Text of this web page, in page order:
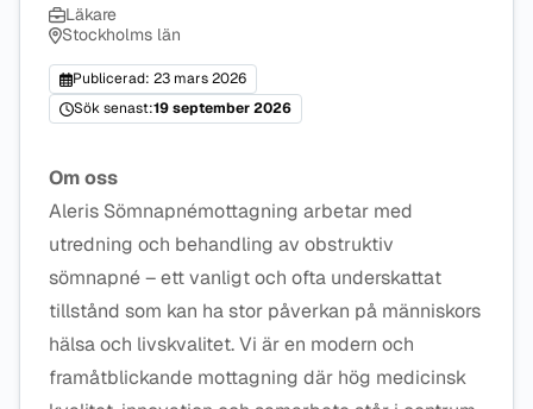
Läkare
Stockholms län
Publicerad: 23 mars 2026
Sök senast:19 september 2026
Om oss
Aleris Sömnapnémottagning arbetar med
utredning och behandling av obstruktiv
sömnapné – ett vanligt och ofta underskattat
tillstånd som kan ha stor påverkan på människors
hälsa och livskvalitet. Vi är en modern och
framåtblickande mottagning där hög medicinsk